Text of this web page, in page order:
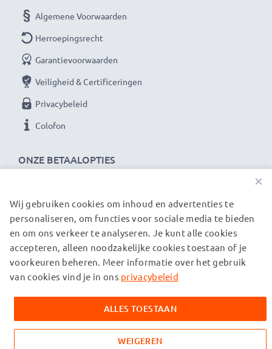
Daarom bieden wij 36 maanden garantie!
ONZE BETAALOPTIES
Algemene Voorwaarden
Herroepingsrecht
Garantievoorwaarden
Veiligheid & Certificeringen
Privacybeleid
Colofon
ONZE VERZENDPARTNERS
© subtel.nl 2026
Alle prijzen zijn inclusief btw en exclusief verzendkosten.
Houd er rekening mee dat alle genoemde handelsmerken de
uitsluitend worden vermeld om informatie over onze
producten te verstrekken.
×
Wij gebruiken cookies om inhoud en advertenties te
personaliseren, om functies voor sociale media te bieden
en om ons verkeer te analyseren. Je kunt alle cookies
accepteren, alleen noodzakelijke cookies toestaan of je
voorkeuren beheren. Meer informatie over het gebruik
van cookies vind je in ons privacybeleid
ALLES TOESTAAN
WEIGEREN